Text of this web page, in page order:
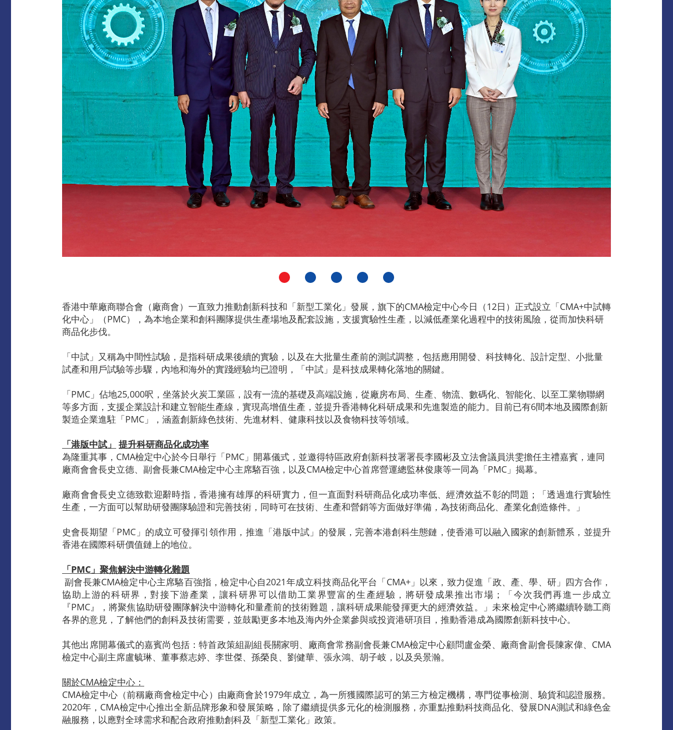
香港中華廠商聯合會（廠商會）一直致力推動創新科技和「新型工業化」發展，旗下的CMA檢定中心今日（12日）正式設立「CMA+中試轉
化中心」（PMC），為本地企業和創科團隊提供生產場地及配套設施，支援實驗性生產，以減低產業化過程中的技術風險，從而加快科研
商品化步伐。
「中試」又稱為中間性試驗，是指科研成果後續的實驗，以及在大批量生產前的測試調整，包括應用開發、科技轉化、設計定型、小批量
試產和用戶試驗等步驟，內地和海外的實踐經驗均已證明，「中試」是科技成果轉化落地的關鍵。
「PMC」佔地25,000呎，坐落於火炭工業區，設有一流的基礎及高端設施，從廠房布局、生產、物流、數碼化、智能化、以至工業物聯網
等多方面，支援企業設計和建立智能生產線，實現高增值生產，並提升香港轉化科研成果和先進製造的能力。目前已有6間本地及國際創新
製造企業進駐「PMC」，涵蓋創新綠色技術、先進材料、健康科技以及食物科技等領域。
「港版中試」
提升科研商品化成功率
為隆重其事，CMA檢定中心於今日舉行「PMC」開幕儀式，並邀得特區政府創新科技署署長李國彬及立法會議員洪雯擔任主禮嘉賓，連同
廠商會會長史立德、副會長兼CMA檢定中心主席駱百強，以及CMA檢定中心首席營運總監林俊康等一同為「PMC」揭幕。
廠商會會長史立德致歡迎辭時指，香港擁有雄厚的科研實力，但一直面對科研商品化成功率低、經濟效益不彰的問題；「透過進行實驗性
生產，一方面可以幫助研發團隊驗證和完善技術，同時可在技術、生產和營銷等方面做好準備，為技術商品化、產業化創造條件。」
史會長期望「PMC」的成立可發揮引領作用，推進「港版中試」的發展，完善本港創科生態鏈，使香港可以融入國家的創新體系，並提升
香港在國際科研價值鏈上的地位。
「PMC 」聚焦解決中游轉化難題
副會長兼CMA檢定中心主席駱百強指，檢定中心自2021年成立科技商品化平台「CMA+」以來，致力促進「政、產、學、研」四方合作，
協助上游的科研界，對接下游產業，讓科研界可以借助工業界豐富的生產經驗，將研發成果推出市場；「今次我們再進一步成立
『PMC』，將聚焦協助研發團隊解決中游轉化和量產前的技術難題，讓科研成果能發揮更大的經濟效益。」未來檢定中心將繼續聆聽工商
各界的意見，了解他們的創科及技術需要，並鼓勵更多本地及海內外企業參與或投資港研項目，推動香港成為國際創新科技中心。
其他出席開幕儀式的嘉賓尚包括：特首政策組副組長關家明、廠商會常務副會長兼CMA檢定中心顧問盧金榮、廠商會副會長陳家偉、CMA
檢定中心副主席盧毓琳、董事蔡志婷、李世傑、孫榮良、劉健華、張永鴻、胡子岐，以及吳景瀚。
關於CMA檢定中心：
CMA檢定中心（前稱廠商會檢定中心）由廠商會於1979年成立，為一所獲國際認可的第三方檢定機構，專門從事檢測、驗貨和認證服務。
2020年，CMA檢定中心推出全新品牌形象和發展策略，除了繼續提供多元化的檢測服務，亦重點推動科技商品化、發展DNA測試和綠色金
融服務，以應對全球需求和配合政府推動創科及「新型工業化」政策。